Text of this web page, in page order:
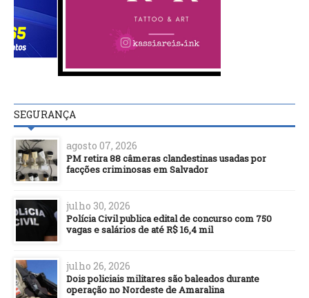
SEGURANÇA
agosto 07, 2026
PM retira 88 câmeras clandestinas usadas por
facções criminosas em Salvador
julho 30, 2026
Polícia Civil publica edital de concurso com 750
vagas e salários de até R$ 16,4 mil
julho 26, 2026
Dois policiais militares são baleados durante
operação no Nordeste de Amaralina